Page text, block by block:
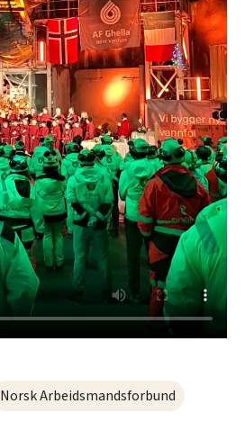
Norsk Arbeidsmandsforbund